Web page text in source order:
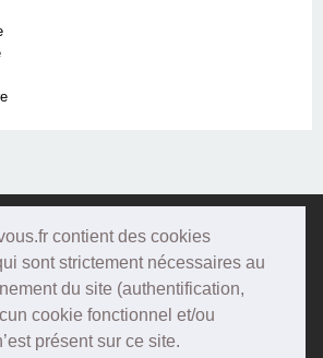
contient des cookies
sont strictement nécessaires au
du site (authentification,
cookie fonctionnel et/ou
présent sur ce site.
DocRendezvous
Qui sommes-nous ?
Générales d'utilisation